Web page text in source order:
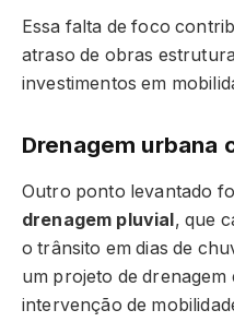
Essa falta de foco
atraso de obras
investimentos em
Drenagem urbana
Outro ponto levantado
drenagem pluvial, que
o trânsito em dias de
um projeto de
intervenção de